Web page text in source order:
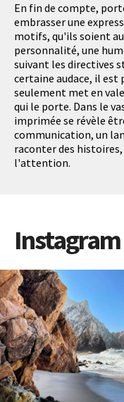
En fin de compte,
embrasser une
motifs, qu'ils soient
personnalité, une
suivant les directives
certaine audace, il est
seulement met en
qui le porte. Dans le
imprimée se révèle
communication, un
raconter des
l'attention.
Instagram